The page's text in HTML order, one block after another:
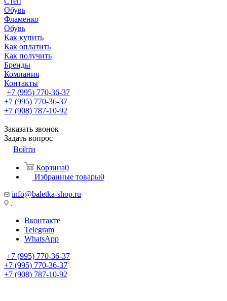
Обувь
Фламенко
Обувь
Как купить
Как оплатить
Как получить
Бренды
Компания
Контакты
+7 (995) 770-36-37
+7 (995) 770-36-37
+7 (908) 787-10-92
Заказать звонок
Задать вопрос
Войти
Корзина0
Избранные товары0
info@baletka-shop.ru
.
Вконтакте
Telegram
WhatsApp
+7 (995) 770-36-37
+7 (995) 770-36-37
+7 (908) 787-10-92